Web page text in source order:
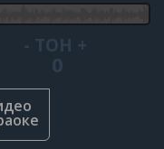
- ТОН +
0